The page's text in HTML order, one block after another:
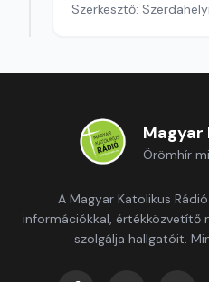
Szerkesztő:
Magyar
Örömhír
A Magyar Katolikus
információkkal, értékközvetítő
szolgálja hallgatóit.